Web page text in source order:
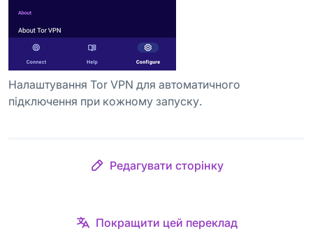
Налаштування Tor VPN для автоматичного
підключення при кожному запуску.
Редагувати сторінку
Покращити цей переклад